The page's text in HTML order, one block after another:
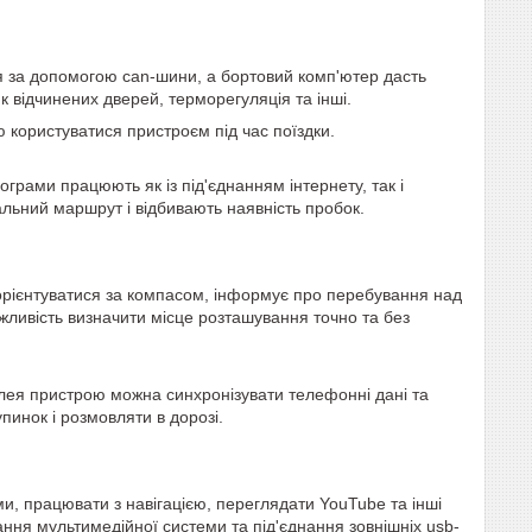
за допомогою can-шини, а бортовий комп'ютер дасть
дверей, терморегуляція та інші.
пристроєм під час поїздки.
працюють як із під'єднанням інтернету, так і
маршрут і відбивають наявність пробок.
за компасом, інформує про перебування над
визначити місце розташування точно та без
пристрою можна синхронізувати телефонні дані та
і розмовляти в дорозі.
з навігацією, переглядати YouTube та інші
мультимедійної системи та під'єднання зовнішніх usb-